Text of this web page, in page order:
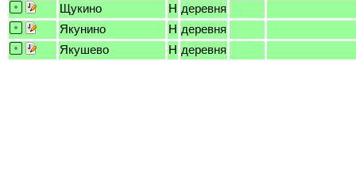
Щукино
H деревня
Якунино
H деревня
Якушево
H деревня